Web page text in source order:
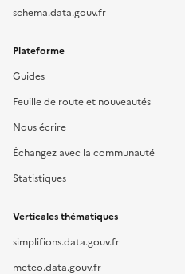
schema.data.gouv.fr
Plateforme
Guides
Feuille de route et nouveautés
Nous écrire
Échangez avec la communauté
Statistiques
Verticales thématiques
simplifions.data.gouv.fr
meteo.data.gouv.fr